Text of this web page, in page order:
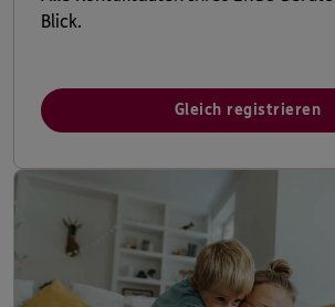
Blick.
Gleich registrieren